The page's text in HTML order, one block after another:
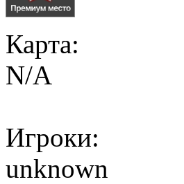
Карта:
N/A
Игроки:
unknown